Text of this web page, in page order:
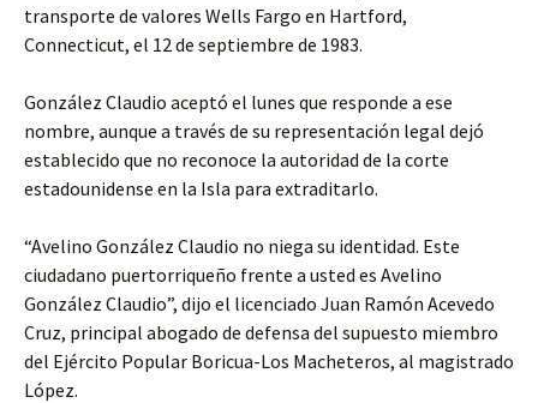
transporte de valores Wells Fargo en Hartford,
Connecticut, el 12 de septiembre de 1983.
González Claudio aceptó el lunes que responde a ese
nombre, aunque a través de su representación legal dejó
establecido que no reconoce la autoridad de la corte
estadounidense en la Isla para extraditarlo.
“Avelino González Claudio no niega su identidad. Este
ciudadano puertorriqueño frente a usted es Avelino
González Claudio”, dijo el licenciado Juan Ramón Acevedo
Cruz, principal abogado de defensa del supuesto miembro
del Ejército Popular Boricua-Los Macheteros, al magistrado
López.